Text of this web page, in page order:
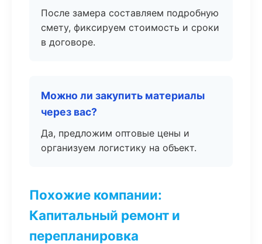
После замера составляем подробную
смету, фиксируем стоимость и сроки
в договоре.
Можно ли закупить материалы
через вас?
Да, предложим оптовые цены и
организуем логистику на объект.
Похожие компании:
Капитальный ремонт и
перепланировка